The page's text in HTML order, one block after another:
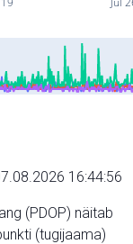
16:44:56
(PDOP) näitab
(tugijaama)